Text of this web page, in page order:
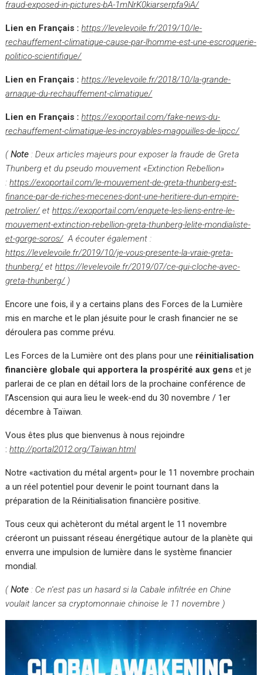
fraud-exposed-in-pictures-bA-1mNrK0kiarserpfa9iA/
Lien en Français : https://levelevoile.fr/2019/10/le-
rechauffement-climatique-cause-par-lhomme-est-une-escroquerie-
politico-scientifique/
Lien en Français :https://levelevoile.fr/2018/10/la-grande-
arnaque-du-rechauffement-climatique/
Lien en Français : https://exoportail.com/fake-news-du-
rechauffement-climatique-les-incroyables-magouilles-de-lipcc/
(Note: Deux articles majeurs pour exposer la fraude de Greta
Thunberg et du pseudo mouvement «Extinction Rebellion»
:https://exoportail.com/le-mouvement-de-greta-thunberg-est-
finance-par-de-riches-mecenes-dont-une-heritiere-dun-empire-
petrolier/ethttps://exoportail.com/enquete-les-liens-entre-le-
mouvement-extinction-rebellion-greta-thunberg-lelite-mondialiste-
et-gorge-soros/A écouter également :
https://levelevoile.fr/2019/10/je-vous-presente-la-vraie-greta-
thunberg/ethttps://levelevoile.fr/2019/07/ce-qui-cloche-avec-
greta-thunberg/)
Encore une fois, il y a certains plans des Forces de la Lumière
mis en marche et le plan jésuite pour le crash financier ne se
déroulera pas comme prévu.
Les Forces de la Lumière ont des plans pour une réinitialisation
financière globale qui apportera la prospérité aux gens et je
parlerai de ce plan en détail lors de la prochaine conférence de
l’Ascension qui aura lieu le week-end du 30 novembre / 1er
décembre à Taïwan.
Vous êtes plus que bienvenus à nous rejoindre
:http://portal2012.org/Taiwan.html
Notre «activation du métal argent» pour le 11 novembre prochain
a un réel potentiel pour devenir le point tournant dans la
préparation de la Réinitialisation financière positive.
Tous ceux qui achèteront du métal argent le 11 novembre
créeront un puissant réseau énergétique autour de la planète qui
enverra une impulsion de lumière dans le système financier
mondial.
(Note: Ce n’est pas un hasard si la Cabale infiltrée en Chine
voulait lancer sa cryptomonnaie chinoise le 11 novembre )